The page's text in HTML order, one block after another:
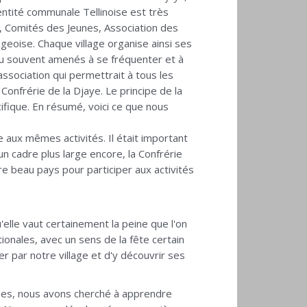
communale Tellinoise est très
des Jeunes, Association des
Chaque village organise ainsi ses
souvent amenés à se fréquenter et à
qui permettrait à tous les
de la Djaye. Le principe de la
En résumé, voici ce que nous
mêmes activités. Il était important
cadre plus large encore, la Confrérie
beau pays pour participer aux activités
vaut certainement la peine que l'on
avec un sens de la fête certain
par notre village et d'y découvrir ses
nous avons cherché à apprendre